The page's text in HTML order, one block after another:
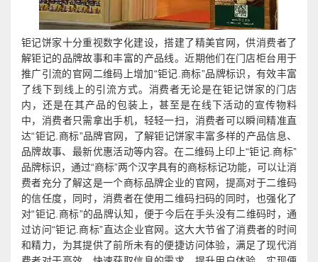
钜记饼家十分重视数字化建设，搭建了精美官网，供消费者了
解钜记的品牌故事和丰富的产品线。近期他们在门店柜台用于
推广引流的官网二维码上增加“钜记.商标”品牌标识，有效丰富
了线下到线上的引流方式。消费者无论是在钜记饼家的门店
内，还是在其产品的包装上，甚至是在线下活动的宣传物料
中，消费者只需拿出手机，轻轻一扫，消费者可以瞬间精准直
达“钜记.商标”品牌官网，了解钜记饼家丰富多样的产品信息、
品牌故事、最新优惠活动等内容。在二维码上印上“钜记.商标”
品牌标识，通过“商标”两个汉字具有的商标标记功能，可以让消
费者充分了解这是一个商标品牌企业的官网，提高对于二维码
的信任度，同时，消费者在使用二维码扫码的同时，也强化了
对“钜记.商标”的品牌认知，便于今后在手头没有二维码时，通
过访问“钜记.商标”直达企业官网。这大大节省了消费者的时间
和精力，为其提供了前所未有的便捷访问体验，满足了现代消